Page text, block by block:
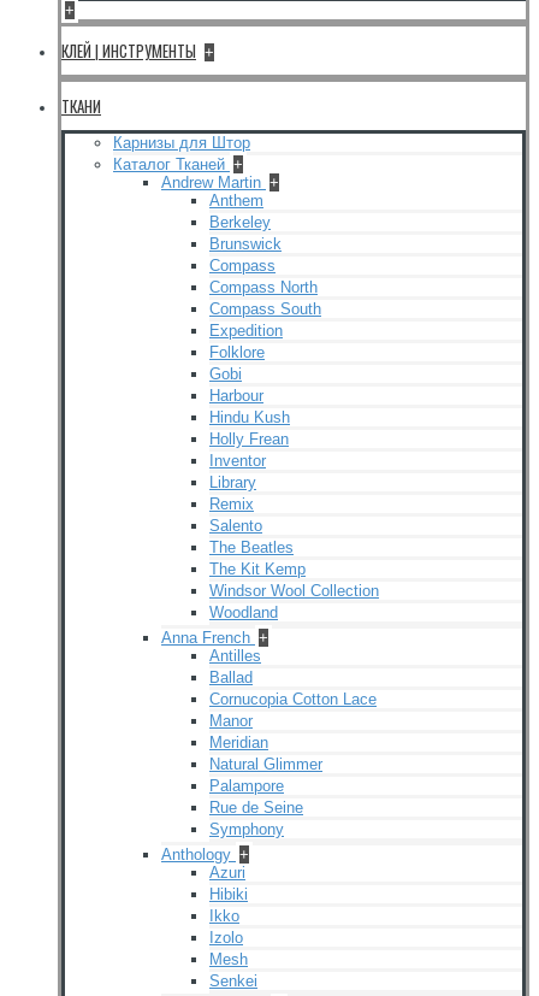
+
КЛЕЙ | ИНСТРУМЕНТЫ +
ТКАНИ
Карнизы для Штор
Каталог Тканей +
Andrew Martin +
Anthem
Berkeley
Brunswick
Compass
Compass North
Compass South
Expedition
Folklore
Gobi
Harbour
Hindu Kush
Holly Frean
Inventor
Library
Remix
Salento
The Beatles
The Kit Kemp
Windsor Wool Collection
Woodland
Anna French +
Antilles
Ballad
Cornucopia Cotton Lace
Manor
Meridian
Natural Glimmer
Palampore
Rue de Seine
Symphony
Anthology +
Azuri
Hibiki
Ikko
Izolo
Mesh
Senkei